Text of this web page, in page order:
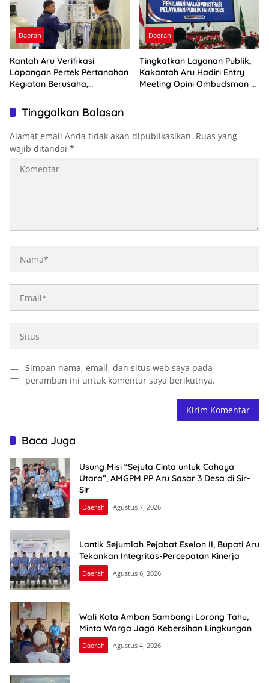
Daerah
Kantah Aru Verifikasi
Lapangan Pertek Pertanahan
Kegiatan Berusaha,
Daerah
Tingkatkan Layanan Publik,
Kakantah Aru Hadiri Entry
Meeting Opini Ombudsman RI
Tinggalkan Balasan
Alamat email Anda tidak akan dipublikasikan. Ruas yang
wajib ditandai *
Simpan nama, email, dan situs web saya pada
peramban ini untuk komentar saya berikutnya.
Baca Juga
Usung Misi “Sejuta Cinta untuk Cahaya
Utara”, AMGPM PP Aru Sasar 3 Desa di Sir-
Sir
Daerah Agustus 7, 2026
Lantik Sejumlah Pejabat Eselon II, Bupati Aru
Tekankan Integritas-Percepatan Kinerja
Daerah Agustus 6, 2026
Wali Kota Ambon Sambangi Lorong Tahu,
Minta Warga Jaga Kebersihan Lingkungan
Daerah Agustus 4, 2026